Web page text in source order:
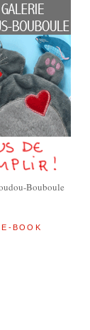
Bouboule
BOOK